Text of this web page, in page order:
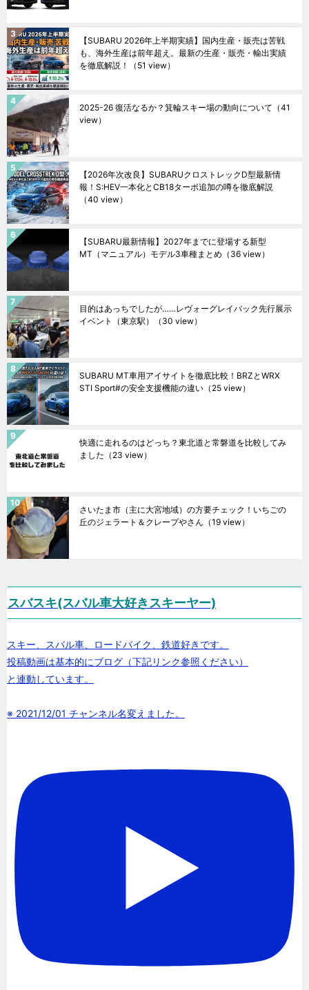
【SUBARU 2026年上半期実績】国内生産・販売は苦戦
も、海外生産は前年超え。最新の生産・販売・輸出実績
を徹底解説！
（51 view）
2025-26 復活なるか？箕輪スキー場の動向について （41
view）
【2026年次改良】SUBARUクロストレックD型最新情
報！S:HEV一本化とCB18ターボ追加の噂を徹底解説
（40 view）
【SUBARU最新情報】2027年までに登場する新型
MT（マニュアル）モデル3車種まとめ （36 view）
目的はあっちでしたが……レヴォーグレイバック先行展示
イベント（東京駅）
（30 view）
SUBARU MT車用アイサイトを徹底比較！BRZとWRX
STI Sport#の安全支援機能の違い （25 view）
快適に走れるのはどっち？東北道と常磐道を比較してみ
ました （23 view）
さいたま市（主に大宮地域）の方要チェック！いちごの
丘のジェラート＆クレープやさん （19 view）
スバスキ(スバル車大好きスキーヤー)
スキー、スバル車、ロードバイク、鉄道好きです。
投稿動画は基本的にブログ（下記リンク参照ください）
と連動しています。
※ 2021/12/01 チャンネル名変えました。